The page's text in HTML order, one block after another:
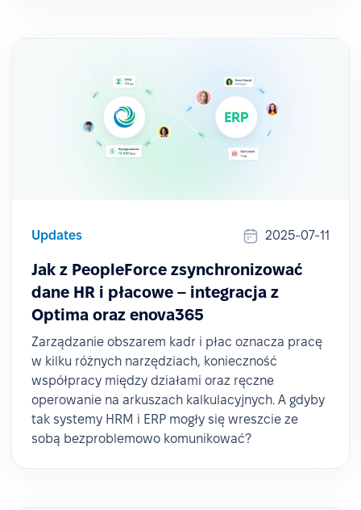
Updates 2025-07-11
Jak z PeopleForce zsynchronizować
dane HR i płacowe – integracja z
Optima oraz enova365
Zarządzanie obszarem kadr i płac oznacza pracę
w kilku różnych narzędziach, konieczność
współpracy między działami oraz ręczne
operowanie na arkuszach kalkulacyjnych. A gdyby
tak systemy HRM i ERP mogły się wreszcie ze
sobą bezproblemowo komunikować?